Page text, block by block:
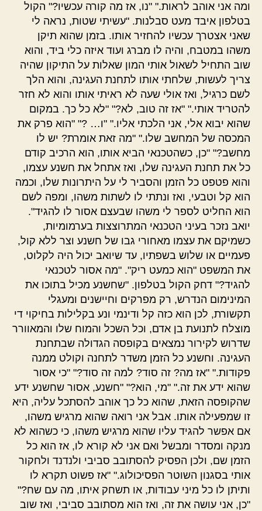
ומה אני אוהב לראות." "נו, אז מה קורה עכשיו?" הקול
בטלפון איבד מעט סבלנות. "עשיתי שטות, נראה לי
שאני אצטרך עכשיו להחזיר אותו. בזמן שהוא תיקן
משהו במטבח, והיה לו מברג ועוד איזה כלי ביד, והוא
שוב התחיל לשאול אותי המון שאלות על התיקון שהיה
צריך לעשות, שלחתי אותו לתחנת העגינה, והוא הלך
לשם כרגיל, ואז אולי שעה לא ראיתי אותו והוא לא חזר
להטריד אותי." "אז זה טוב, לא?" "לא כל כך. במקום
שהוא יבוא אלי, אני הלכתי אליו." "ו… ?" "הוא פרק את
המכסה של המחשב שלו." "מה זאת אומרת? יש לו
מחשב?" "כן, כשהטכנאי הביא אותו, הוא הרכיב קודם
כל את תחנת העגינה שלו, ואז אתחל את חשנע עצמו,
והוא פטפט כל הזמן והסביר לי על היתרונות שלו, וכמה
הוא קל וטבעי, ואז ונתתי לו לשתות משהו, ומפה לשם
הוא החליט לספר לי משהו שבעצם אסור לו להגיד".
יואב נזכר בעיני הטכנאי המתרוצצות בערמומיות,
כשמיקם את עצמו מאחורי גבו של חשנע וצר ללא קול,
פעמיים או שלוש בשפתיו, עד שיואב יכול היה לקלוט,
את המשפט "הוא כמעט ריק". "מה אסור לטכנאי
להגיד?" דחק הקול בטלפון. "שחשנע מכיל בתוכו את
המינימום הנדרש, רק מפרקים וחיישנים ומעגלי
תקשורת, לכן הוא כזה קל ודינמי ונע בקלילות בחיקוי די
מוצלח לתנועת בן אדם, וכל השכל והמוח שלו והמאוורר
שדרוש לקירור נמצאים בקופסה הגדולה שבתחנת
העגינה. וחשנע כל הזמן משדר לתחנה וקולט ממנה
פקודות." "אז מה? זה סוד? למה זה סוד?" "כי אסור
שהוא ידע את זה." "מי, הוא?" "חשנע, אסור שחשנע ידע
שהקופסה הזאת, שהוא כל כך אוהב להסתכל עליה, היא
זו שמפעילה אותו. אבל אני רואה שהוא מרגיש משהו,
אם אפשר להגיד עליו שהוא מרגיש משהו, כי כשהוא לא
מנקה ומסדר ומבשל ואם אני לא קורא לו, אז הוא כל
הזמן שם, ולכן הפסיק להסתובב סביבי ולנדנד ולחקור
אותי בסגנון השוטר הפסיכולוג." "אז פשוט תקרא לו
ותיתן לו כל מיני עבודות, או תשחק איתו, מה עם שח?"
"כן, אני עושה את זה, ואז הוא מסתובב סביבי, ואז שוב